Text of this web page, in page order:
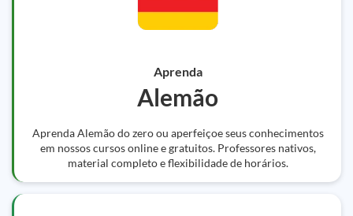
Aprenda
Alemão
Aprenda Alemão do zero ou aperfeiçoe seus conhecimentos
em nossos cursos online e gratuitos. Professores nativos,
material completo e flexibilidade de horários.